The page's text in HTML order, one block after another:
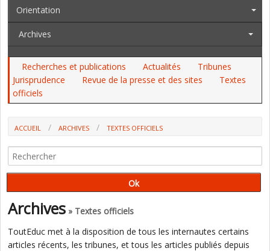
Orientation
Archives
Recherches et publications Actualités
Tribunes
Jurisprudence
Revue de la presse et des sites
Textes
officiels
ACCUEIL ARCHIVES
TEXTES OFFICIELS
Archives » Textes officiels
ToutEduc met à la disposition de tous les internautes certains
articles récents, les tribunes, et tous les articles publiés depuis